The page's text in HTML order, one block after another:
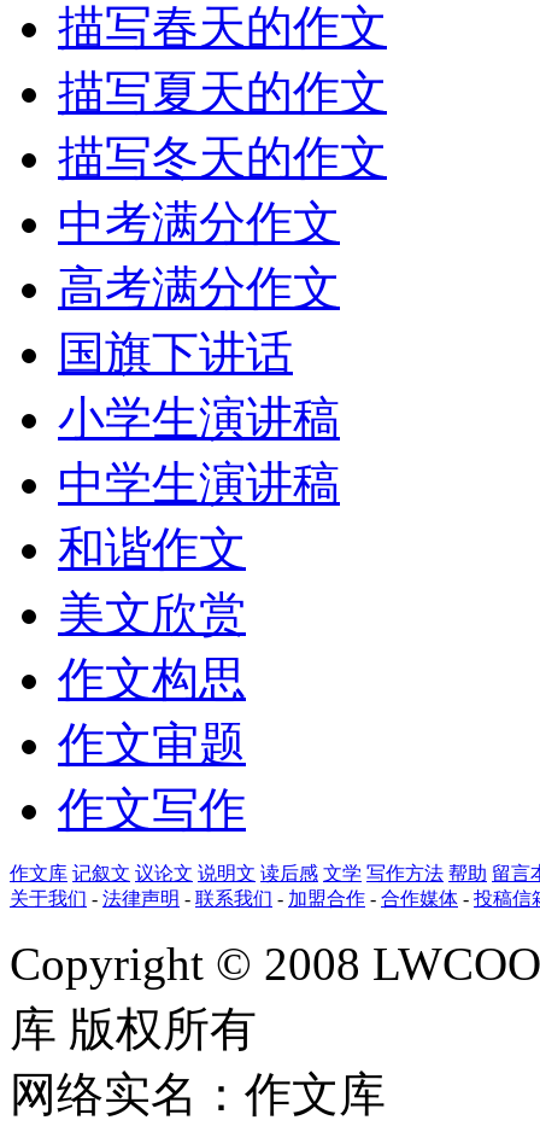
描写春天的作文
描写夏天的作文
描写冬天的作文
中考满分作文
高考满分作文
国旗下讲话
小学生演讲稿
中学生演讲稿
和谐作文
美文欣赏
作文构思
作文审题
作文写作
作文库 记叙文 议论文 说明文 读后感 文学 写作方法 帮助 留言
关于我们 - 法律声明 - 联系我们 - 加盟合作 - 合作媒体 - 投稿信
Copyright © 2008
库 版权所有
网络实名：作文库